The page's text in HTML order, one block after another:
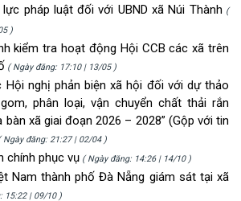
pháp luật đối với UBND xã Núi Thành (
)
kiểm tra hoạt động Hội CCB các xã trên
( Ngày đăng: 17:10 | 13/05 )
nghị phản biện xã hội đối với dự thảo
phân loại, vận chuyển chất thải rắn
xã giai đoạn 2026 – 2028” (Gộp với tin
Ngày đăng: 21:27 | 02/04 )
chính phục vụ ( Ngày đăng: 14:26 | 14/10 )
Nam thành phố Đà Nẵng giám sát tại xã
15:22 | 09/10 )